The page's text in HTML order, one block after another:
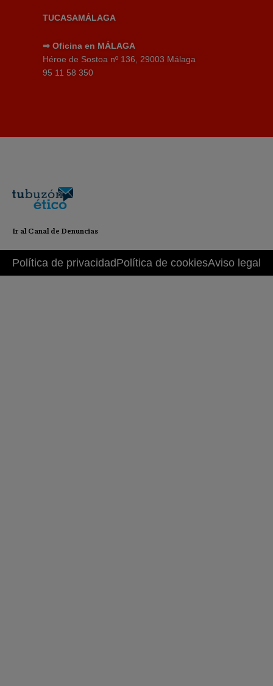
TUCASAMÁLAGA
⇒ Oficina en MÁLAGA
Héroe de Sostoa nº 136, 29003 Málaga
95 11 58 350
Ir al Canal de Denuncias
Política de privacidadPolítica de cookiesAviso legal